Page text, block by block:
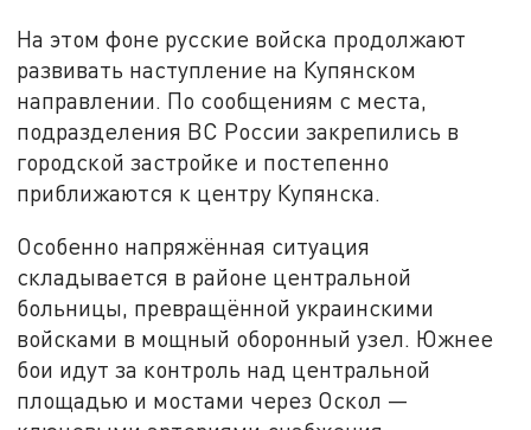
На этом фоне русские войска продолжают
развивать наступление на Купянском
направлении. По сообщениям с места,
подразделения ВС России закрепились в
городской застройке и постепенно
приближаются к центру Купянска.
Особенно напряжённая ситуация
складывается в районе центральной
больницы, превращённой украинскими
войсками в мощный оборонный узел. Южнее
бои идут за контроль над центральной
площадью и мостами через Оскол —